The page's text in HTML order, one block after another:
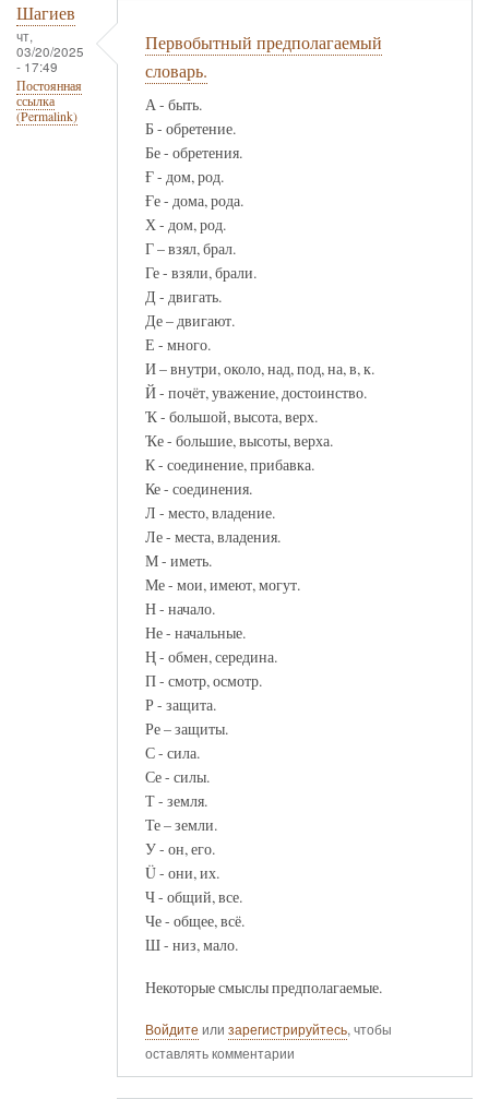
Шагиев
чт,
03/20/2025
- 17:49
Постоянная
ссылка
(Permalink)
Первобытный предполагаемый
словарь.
А - быть.
Б - обретение.
Бе - обретения.
Ғ - дом, род.
Ғе - дома, рода.
Х - дом, род.
Г – взял, брал.
Ге - взяли, брали.
Д - двигать.
Де – двигают.
Е - много.
И – внутри, около, над, под, на, в, к.
Й - почёт, уважение, достоинство.
Ҡ - большой, высота, верх.
Ҡе - большие, высоты, верха.
К - соединение, прибавка.
Ке - соединения.
Л - место, владение.
Ле - места, владения.
М - иметь.
Ме - мои, имеют, могут.
Н - начало.
Не - начальные.
Ң - обмен, середина.
П - смотр, осмотр.
Р - защита.
Ре – защиты.
С - сила.
Се - силы.
Т - земля.
Те – земли.
У - он, его.
Ü - они, их.
Ч - общий, все.
Че - общее, всё.
Ш - низ, мало.
Некоторые смыслы предполагаемые.
Войдите или зарегистрируйтесь, чтобы
оставлять комментарии